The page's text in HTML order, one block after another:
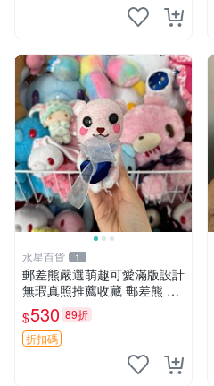
水星百貨 1
郵差熊嚴選萌趣可愛滿版設計
無瑕真照推薦收藏 郵差熊 熊
抱枕 紅薯啵啵間
$530 89折
折扣碼